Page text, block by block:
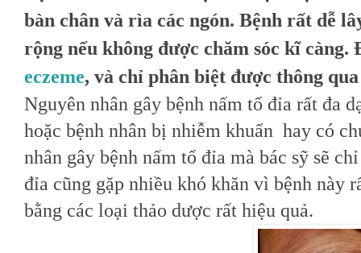
bàn chân và rìa các ngón. Bệnh rất dễ
rộng nếu không được chăm sóc kĩ
eczeme, và chỉ phân biệt được thông
Nguyên nhân gây bệnh nấm tổ đỉa rất đa
hoặc bệnh nhân bị nhiễm khuẩn hay có
nhân gây bệnh nấm tổ đỉa mà bác sỹ sẽ
đỉa cũng gặp nhiều khó khăn vì bệnh này
bằng các loại thảo dược rất hiệu quả.